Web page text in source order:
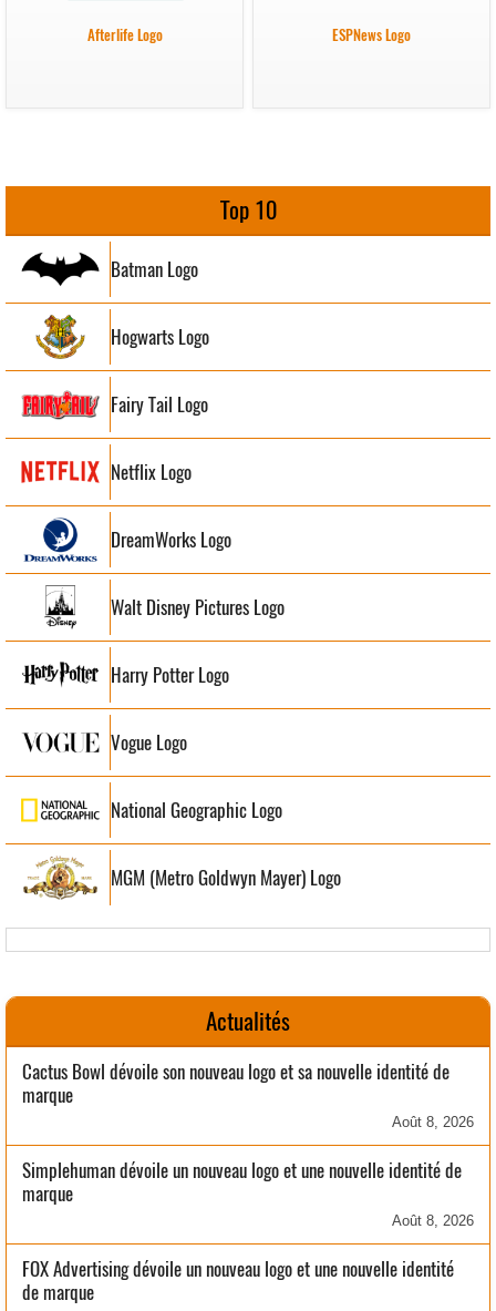
Afterlife Logo ESPNews Logo
Top 10
Batman Logo
Hogwarts Logo
Fairy Tail Logo
Netflix Logo
DreamWorks Logo
Walt Disney Pictures Logo
Harry Potter Logo
Vogue Logo
National Geographic Logo
MGM (Metro Goldwyn Mayer) Logo
Actualités
Cactus Bowl dévoile son nouveau logo et sa nouvelle identité de
marque
Août 8, 2026
Simplehuman dévoile un nouveau logo et une nouvelle identité de
marque
Août 8, 2026
FOX Advertising dévoile un nouveau logo et une nouvelle identité
de marque